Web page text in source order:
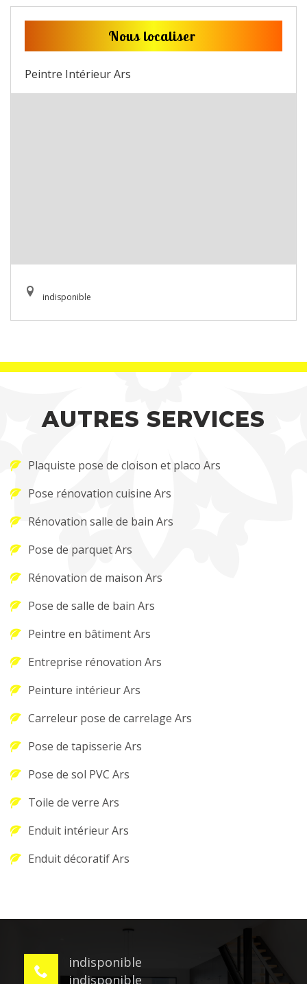
Nous localiser
Peintre Intérieur Ars
indisponible
AUTRES SERVICES
Plaquiste pose de cloison et placo Ars
Pose rénovation cuisine Ars
Rénovation salle de bain Ars
Pose de parquet Ars
Rénovation de maison Ars
Pose de salle de bain Ars
Peintre en bâtiment Ars
Entreprise rénovation Ars
Peinture intérieur Ars
Carreleur pose de carrelage Ars
Pose de tapisserie Ars
Pose de sol PVC Ars
Toile de verre Ars
Enduit intérieur Ars
Enduit décoratif Ars
indisponible
indisponible